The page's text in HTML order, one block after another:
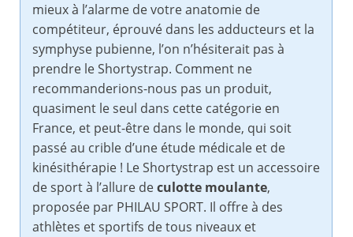
mieux à l’alarme de votre anatomie de
compétiteur, éprouvé dans les adducteurs et la
symphyse pubienne, l’on n’hésiterait pas à
prendre le Shortystrap. Comment ne
recommanderions-nous pas un produit,
quasiment le seul dans cette catégorie en
France, et peut-être dans le monde, qui soit
passé au crible d’une étude médicale et de
kinésithérapie ! Le Shortystrap est un accessoire
de sport à l’allure deculotte moulante,
proposée par PHILAU SPORT. Il offre à des
athlètes et sportifs de tous niveaux et